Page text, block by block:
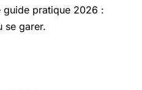
guide pratique 2026 :
se garer.